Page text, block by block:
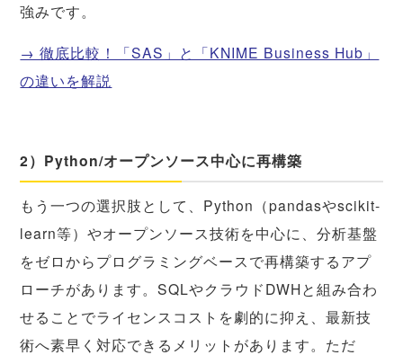
強みです。
→ 徹底比較！「SAS」と「KNIME Business Hub」
の違いを解説
2）Python/オープンソース中心に再構築
もう一つの選択肢として、Python（pandasやscikit-
learn等）やオープンソース技術を中心に、分析基盤
をゼロからプログラミングベースで再構築するアプ
ローチがあります。SQLやクラウドDWHと組み合わ
せることでライセンスコストを劇的に抑え、最新技
術へ素早く対応できるメリットがあります。ただ